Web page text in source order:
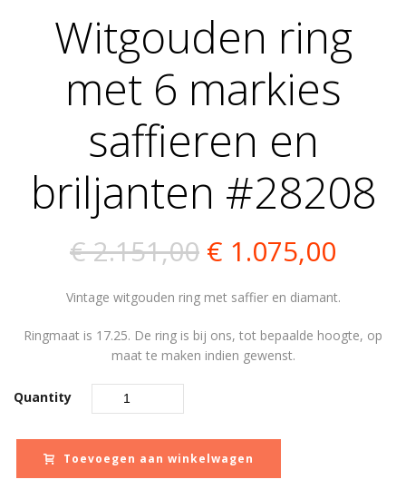
Witgouden ring
met 6 markies
saffieren en
briljanten #28208
€2.151,00
prijs
was:
€ 2.151,00.
€ 1.075,00
prijs
is:
Vintage witgouden ring met saffier en diamant.
Ringmaat is 17.25. De ring is bij ons, tot bepaalde hoogte, op
maat te maken indien gewenst.
Quantity
Toevoegen aan winkelwagen